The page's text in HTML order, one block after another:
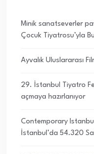
Minik sanatseverler
Çocuk Tiyatrosu’yla
Ayvalık Uluslararası
29. İstanbul Tiyatro
açmaya hazırlanıyor
Contemporary
İstanbul’da 54.320